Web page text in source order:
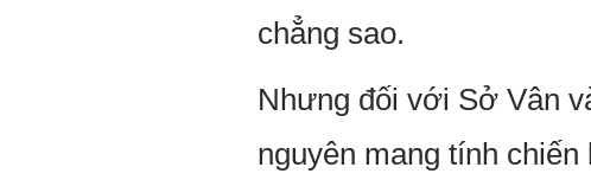
chẳng sao.
Nhưng đối với Sở Vân
nguyên mang tính chiến